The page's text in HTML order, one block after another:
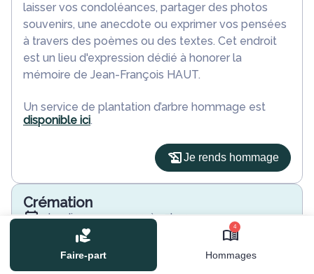
Faire-part
4
Hommages
laisser vos condoléances, partager des photos
souvenirs, une anecdote ou exprimer vos pensées
à travers des poèmes ou des textes. Cet endroit
est un lieu d'expression dédié à honorer la
mémoire de Jean-François HAUT.
Un service de plantation d’arbre hommage est
disponible ici.
Je rends hommage
Crémation
jeudi 19 mars 2020 à 15h00
Crematorium du Val de Loire de Blois
85 Rue de la Picardière
41000 Blois